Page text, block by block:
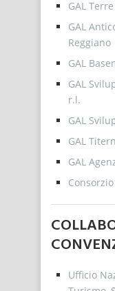
GAL
GAL
Reggiano
GAL
GAL
r.l.
GAL
GAL
GAL
Ufficio